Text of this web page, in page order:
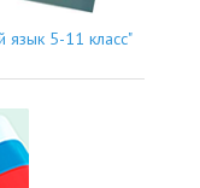
язык 5-11 класс"